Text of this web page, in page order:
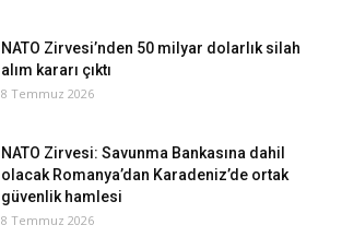
NATO Zirvesi’nden 50 milyar dolarlık silah
alım kararı çıktı
8 Temmuz 2026
NATO Zirvesi: Savunma Bankasına dahil
olacak Romanya’dan Karadeniz’de ortak
güvenlik hamlesi
8 Temmuz 2026